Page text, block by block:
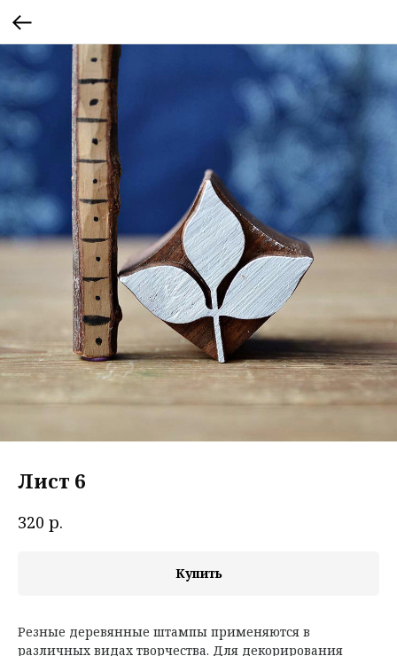
Лист 6
320 р.
Купить
Резные деревянные штампы применяются в
различных видах творчества. Для декорирования